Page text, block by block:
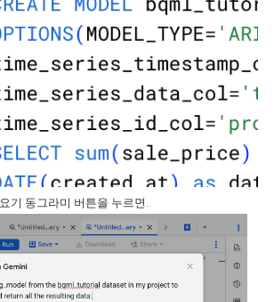
요기 동그라미 버튼을 누르면..